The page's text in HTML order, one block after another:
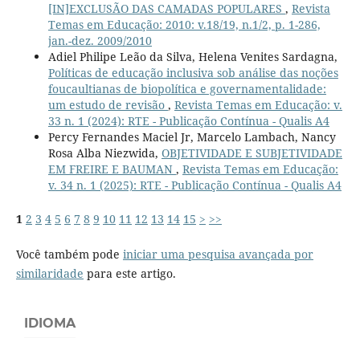
[IN]EXCLUSÃO DAS CAMADAS POPULARES , Revista
Temas em Educação: 2010: v.18/19, n.1/2, p. 1-286,
jan.-dez. 2009/2010
Adiel Philipe Leão da Silva, Helena Venites Sardagna,
Políticas de educação inclusiva sob análise das noções
foucaultianas de biopolítica e governamentalidade:
um estudo de revisão , Revista Temas em Educação: v.
33 n. 1 (2024): RTE - Publicação Contínua - Qualis A4
Percy Fernandes Maciel Jr, Marcelo Lambach, Nancy
Rosa Alba Niezwida, OBJETIVIDADE E SUBJETIVIDADE
EM FREIRE E BAUMAN , Revista Temas em Educação:
v. 34 n. 1 (2025): RTE - Publicação Contínua - Qualis A4
1 2 3 4 5 6 7 8 9 10 11 12 13 14 15 > >>
Você também pode iniciar uma pesquisa avançada por
similaridade para este artigo.
IDIOMA